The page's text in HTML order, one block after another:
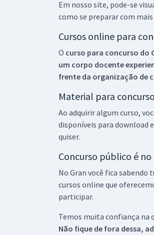
Em nosso site, pode-se
como se preparar com
Cursos online para
O curso para concurso do
um corpo docente
frente da organização de
Material para concurso
Ao adquirir algum curso,
disponíveis para download
quiser.
Concurso público é no
No Gran você fica sabendo
cursos online que
participar.
Temos muita confiança na
Não fique de fora dessa,